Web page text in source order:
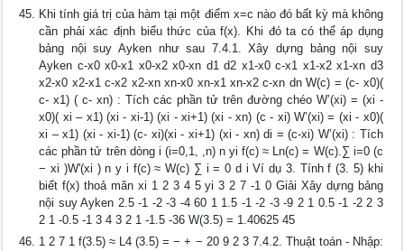
Khi tính giá trị của hàm tại một điểm x=c nào đó bất kỳ mà không
cần phải xác định biểu thức của f(x). Khi đó ta có thể áp dụng
bảng nội suy Ayken như sau 7.4.1. Xây dựng bảng nội suy
Ayken c-x0 x0-x1 x0-x2 x0-xn d1 d2 x1-x0 c-x1 x1-x2 x1-xn d3
x2-x0 x2-x1 c-x2 x2-xn xn-x0 xn-x1 xn-x2 c-xn dn W(c) = (c- x0)(
c- x1) ( c- xn) : Tích các phần tử trên đường chéo W’(xi) = (xi -
x0)( xi – x1) (xi - xi-1) (xi - xi+1) (xi - xn) (c - xi) W’(xi) = (xi - x0)(
xi – x1) (xi - xi-1) (c- xi)(xi - xi+1) (xi - xn) di = (c-xi) W’(xi) : Tích
các phần tử trên dòng i (i=0,1, ,n) n yi f(c) ≈ Ln(c) = W(c).∑ i=0 (c
− xi )W'(xi ) n y i f(c) ≈ W(c) ∑ i = 0 d i Ví dụ 3. Tính f (3. 5) khi
biết f(x) thoả mãn xi 1 2 3 4 5 yi 3 2 7 -1 0 Giải Xây dựng bảng
nội suy Ayken 2.5 -1 -2 -3 -4 60 1 1.5 -1 -2 -3 -9 2 1 0.5 -1 -2 2 3
2 1 -0.5 -1 3 4 3 2 1 -1.5 -36 W(3.5) = 1.40625 45
1 2 7 1 f(3.5) ≈ L4 (3.5) = − + − 20 9 2 3 7.4.2. Thuật toán - Nhập: